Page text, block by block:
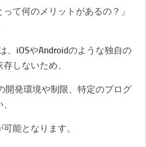
て何のメリットがあるの？」
、iOSやAndroidのような独自の
しないため、
開発環境や制限、特定のプログ
能となります。